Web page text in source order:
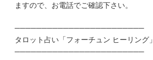
ますので、お電話でご確認下さい。
────────────────────────
タロット占い「フォーチュン ヒーリング」
────────────────────────